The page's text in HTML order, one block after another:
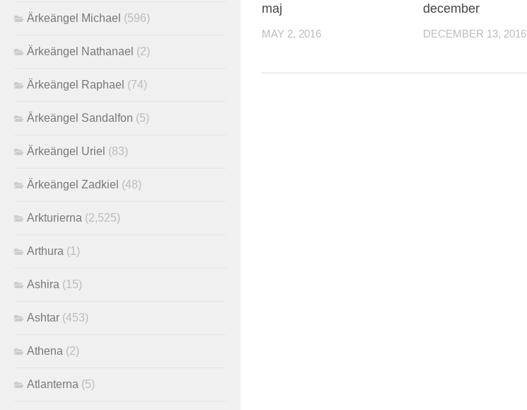
maj
MAY 2, 2016
december
DECEMBER 13, 2016
Ärkeängel Michael (596)
Ärkeängel Nathanael (2)
Ärkeängel Raphael (74)
Ärkeängel Sandalfon (5)
Ärkeängel Uriel (83)
Ärkeängel Zadkiel (48)
Arkturierna (2,525)
Arthura (1)
Ashira (15)
Ashtar (453)
Athena (2)
Atlanterna (5)